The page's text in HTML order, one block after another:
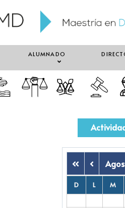
ALUMNADO
D L M